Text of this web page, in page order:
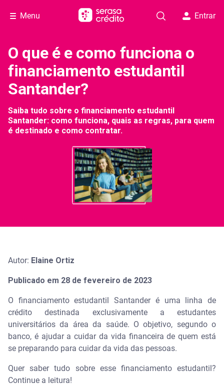
Menu Entrar
O que é e como funciona o
financiamento estudantil
Santander?
Saiba tudo sobre o financiamento estudantil
Santander: como funciona, quais as regras, para quem
é destinado e como contratar.
Autor: Elaine Ortiz
Publicado em 28 de fevereiro de 2023
O financiamento estudantil Santander é uma linha de
crédito destinada exclusivamente a estudantes
universitários da área da saúde. O objetivo, segundo o
banco, é ajudar a cuidar da vida financeira de quem está
se preparando para cuidar da vida das pessoas.
Quer saber tudo sobre esse financiamento estudantil?
Continue a leitura!